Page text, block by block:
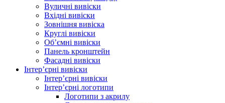
Вуличні вивіски
Вхідні вивіски
Зовнішня вивіска
Круглі вивіски
Об’ємні вивіски
Панель кронштейн
Фасадні вивіски
Інтер’єрні вивіски
Інтер’єрні вивіски
Інтер’єрні логотипи
Логотипи з акрилу